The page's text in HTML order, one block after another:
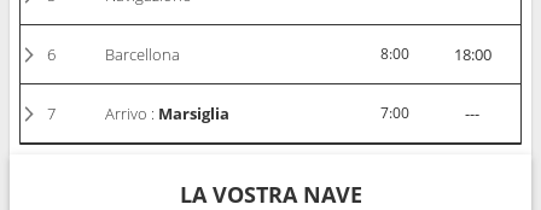
6 Barcellona 8:00 18:00
7 Arrivo : Marsiglia 7:00 ---
LA VOSTRA NAVE